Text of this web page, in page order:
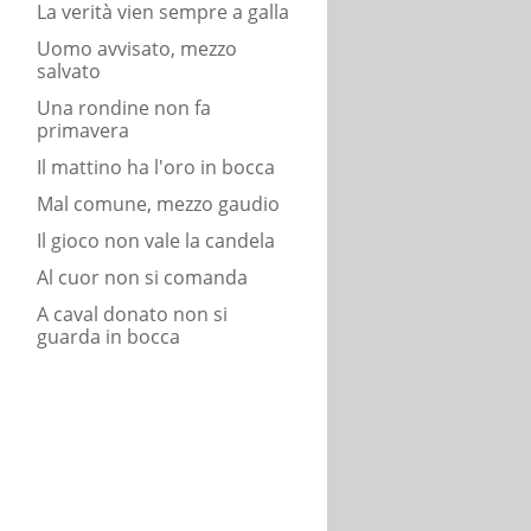
La verità vien sempre a galla
Uomo avvisato, mezzo
salvato
Una rondine non fa
primavera
Il mattino ha l'oro in bocca
Mal comune, mezzo gaudio
Il gioco non vale la candela
Al cuor non si comanda
A caval donato non si
guarda in bocca